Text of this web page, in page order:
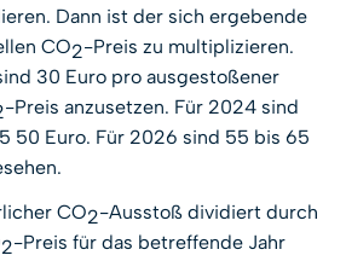
Dann ist der sich ergebende
CO2-Preis zu multiplizieren.
30 Euro pro ausgestoßener
-Preis anzusetzen. Für 2024 sind
50 Euro. Für 2026 sind 55 bis 65
CO2-Ausstoß dividiert durch
2-Preis für das betreffende Jahr